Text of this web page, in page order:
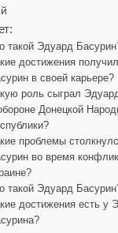
такой Эдуард
достижения
в своей карьере?
роль сыграл
Донецкой
проблемы
во время
такой Эдуард
достижения есть у